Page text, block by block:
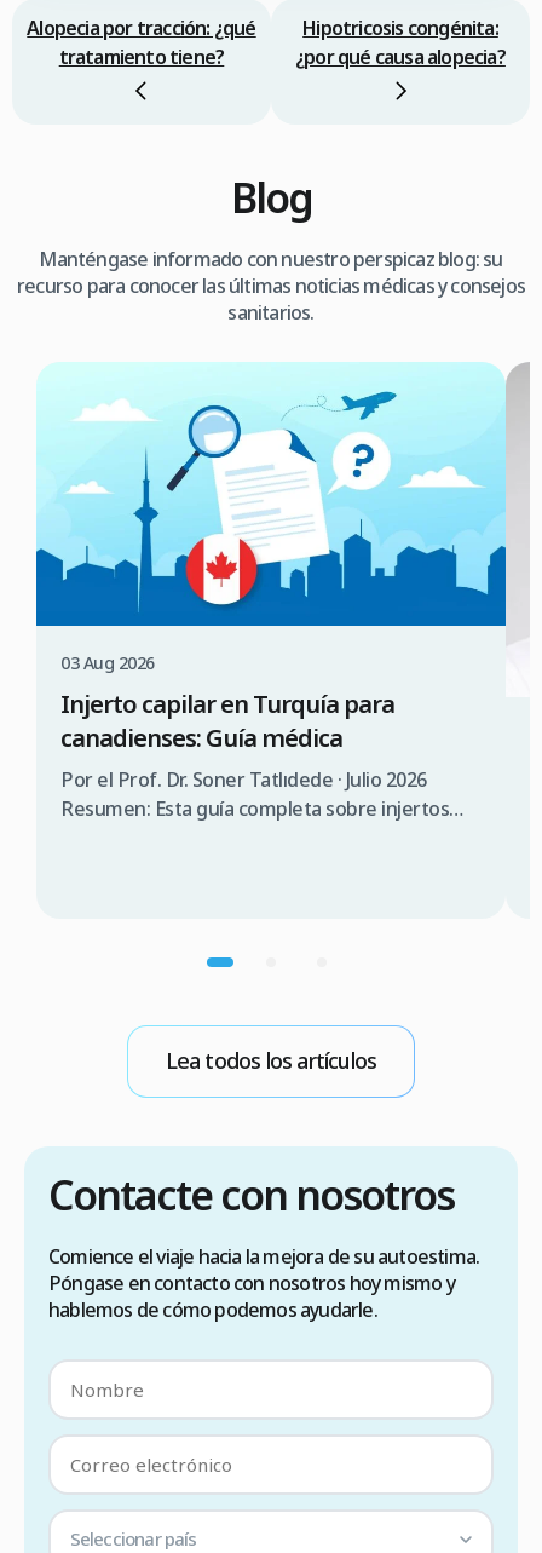
Alopecia por tracción: ¿qué
tratamiento tiene?
Hipotricosis congénita:
¿por qué causa alopecia?
Blog
Manténgase informado con nuestro perspicaz blog: su
recurso para conocer las últimas noticias médicas y consejos
sanitarios.
03 Aug 2026
Injerto capilar en Turquía para
canadienses: Guía médica
Por el Prof. Dr. Soner Tatlıdede · Julio 2026
Resumen: Esta guía completa sobre injertos
(90 días sin visado), lista de verificación para
Lea todos los artículos
Contacte con nosotros
Comience el viaje hacia la mejora de su autoestima.
Póngase en contacto con nosotros hoy mismo y
hablemos de cómo podemos ayudarle.
Seleccionar país